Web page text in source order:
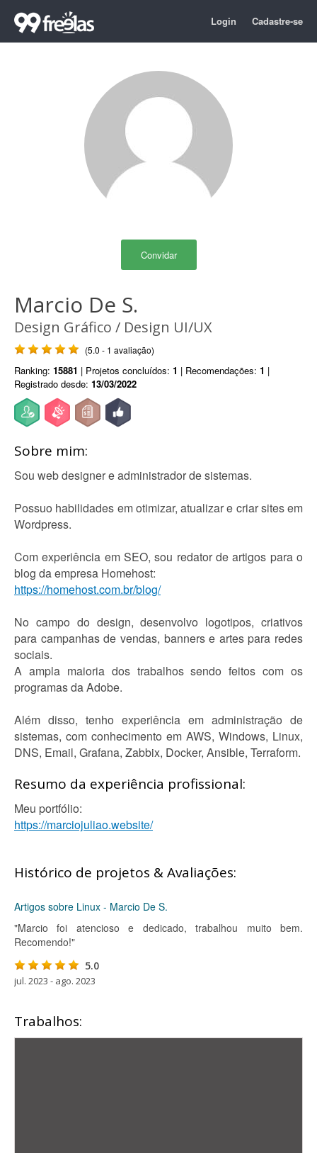
Login Cadastre-se
Convidar
Marcio De S.
Design Gráfico / Design UI/UX
(5.0 - 1 avaliação)
Ranking: 15881 | Projetos concluídos: 1 | Recomendações: 1 |
Registrado desde: 13/03/2022
Sobre mim:
Sou web designer e administrador de sistemas.
Possuo habilidades em otimizar, atualizar e criar sites em
Wordpress.
Com experiência em SEO, sou redator de artigos para o
blog da empresa Homehost:
https://homehost.com.br/blog/
No campo do design, desenvolvo logotipos, criativos
para campanhas de vendas, banners e artes para redes
sociais.
A ampla maioria dos trabalhos sendo feitos com os
programas da Adobe.
Além disso, tenho experiência em administração de
sistemas, com conhecimento em AWS, Windows, Linux,
DNS, Email, Grafana, Zabbix, Docker, Ansible, Terraform.
Resumo da experiência profissional:
Meu portfólio:
https://marciojuliao.website/
Histórico de projetos & Avaliações:
Artigos sobre Linux - Marcio De S.
"Marcio foi atencioso e dedicado, trabalhou muito bem.
Recomendo!"
5.0
jul. 2023 - ago. 2023
Trabalhos: